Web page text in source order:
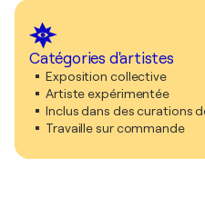
Catégories d'artistes
Exposition collective
Artiste expérimentée
Inclus dans des curations
Travaille sur commande